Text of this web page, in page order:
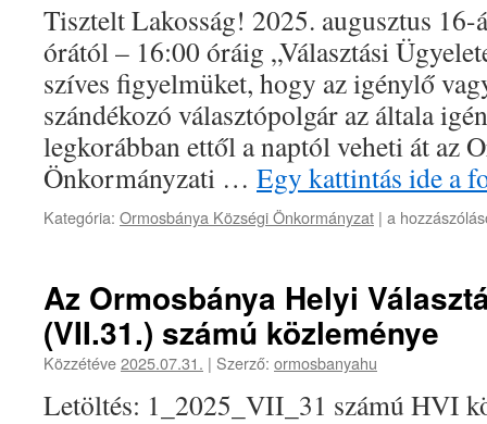
Tisztelt Lakosság! 2025. augusztus
órától – 16:00 óráig „Választási
szíves figyelmüket, hogy az igénylő
szándékozó választópolgár az általa
legkorábban ettől a naptól veheti át az
Önkormányzati … Egy kattintás ide a
Kategória: Ormosbánya Községi Önkormányzat | Választási
augusztus
16
bejegyzéshez
a
Az Ormosbánya Helyi
(VII.31.) számú közleménye
Közzétéve2025.07.31. | Szerző: ormosbanyahu
Letöltés: 1_2025_VII_31 számú HVI